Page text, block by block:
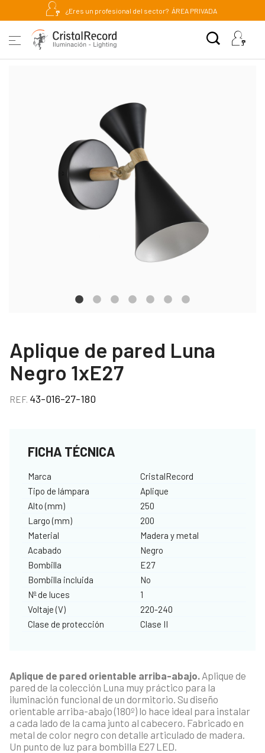
¿Eres un profesional del sector? ÁREA PRIVADA
Aplique de pared Luna
Negro 1xE27
REF. 43-016-27-180
FICHA TÉCNICA
Marca
CristalRecord
Tipo de lámpara
Aplique
Alto (mm)
250
Largo (mm)
200
Material
Madera y metal
Acabado
Negro
Bombilla
E27
Bombilla incluida
No
Nº de luces
1
Voltaje (V)
220-240
Clase de protección
Clase II
Aplique de pared orientable arriba-abajo. Aplique de
pared de la colección Luna muy práctico para la
iluminación funcional de un dormitorio. Su diseño
orientable arriba-abajo (180º) lo hace ideal para instalar
a cada lado de la cama junto al cabecero. Fabricado en
metal de color negro con detalle articulado de madera.
Un punto de luz para bombilla E27 LED.